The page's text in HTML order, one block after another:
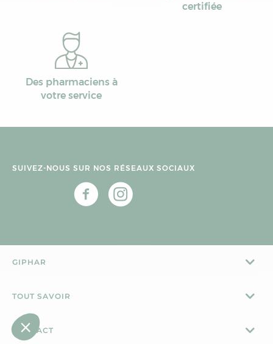
certifiée
Des pharmaciens à
votre service
SUIVEZ-NOUS SUR NOS RÉSEAUX SOCIAUX
GIPHAR
TOUT SAVOIR
CONTACT